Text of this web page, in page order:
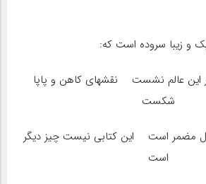
و زیبا سروده است که:
نقش قرآن چون در این عالم نشست نقش‎های کاهن و پاپا
شکست
مضمر است این کتابی نیست چیز دیگر
است